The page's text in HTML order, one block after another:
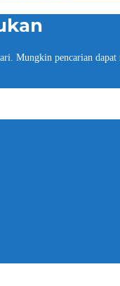
Mungkin pencarian dapat